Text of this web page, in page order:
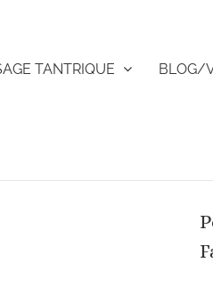
TANTRIQUE BLOG/